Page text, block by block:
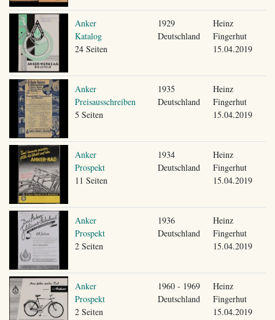
Anker
Katalog
24 Seiten
1929
Deutschland
Heinz
Fingerhut
15.04.2019
Anker
Preisausschreiben
5 Seiten
1935
Deutschland
Heinz
Fingerhut
15.04.2019
Anker
Prospekt
11 Seiten
1934
Deutschland
Heinz
Fingerhut
15.04.2019
Anker
Prospekt
2 Seiten
1936
Deutschland
Heinz
Fingerhut
15.04.2019
Anker
Prospekt
2 Seiten
1960 - 1969
Deutschland
Heinz
Fingerhut
15.04.2019